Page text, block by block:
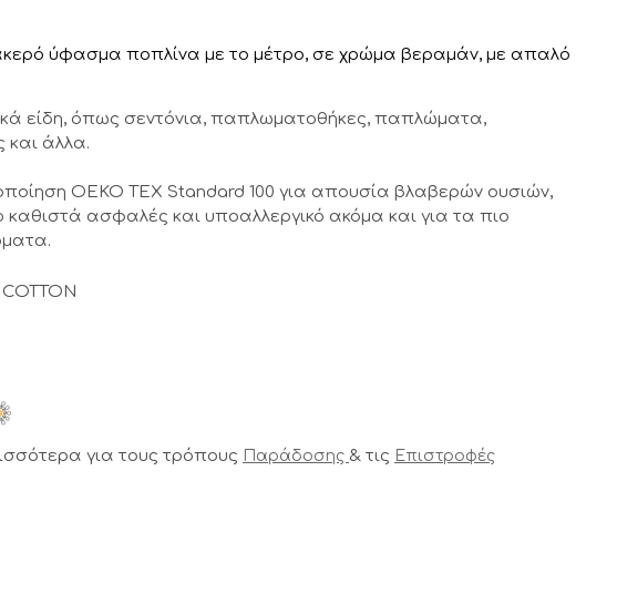
ύφασμα ποπλίνα με το μέτρο, σε χρώμα βεραμάν, με απαλό
είδη, όπως σεντόνια, παπλωματοθήκες, παπλώματα,
και άλλα.
OEKO TEX Standard 100 για απουσία βλαβερών ουσιών,
καθιστά ασφαλές και υποαλλεργικό ακόμα και για τα πιο
COTTON
για τους τρόπους Παράδοσης & τις Επιστροφές